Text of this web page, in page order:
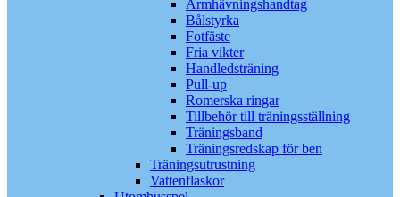
Armhävningshandtag
Bålstyrka
Fotfäste
Fria vikter
Handledsträning
Pull-up
Romerska ringar
Tillbehör till träningsställning
Träningsband
Träningsredskap för ben
Träningsutrustning
Vattenflaskor